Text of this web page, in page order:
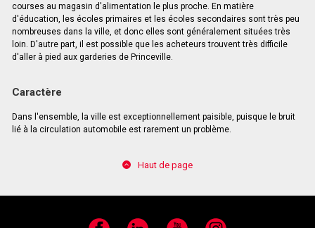
courses au magasin d'alimentation le plus proche. En matière
d'éducation, les écoles primaires et les écoles secondaires sont très peu
nombreuses dans la ville, et donc elles sont généralement situées très
loin. D'autre part, il est possible que les acheteurs trouvent très difficile
d'aller à pied aux garderies de Princeville.
Caractère
Dans l'ensemble, la ville est exceptionnellement paisible, puisque le bruit
lié à la circulation automobile est rarement un problème.
Haut de page